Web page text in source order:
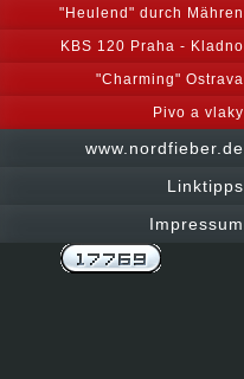
"Heulend" durch Mähren
KBS 120 Praha - Kladno
"Charming" Ostrava
Pivo a vlaky
www.nordfieber.de
Linktipps
Impressum